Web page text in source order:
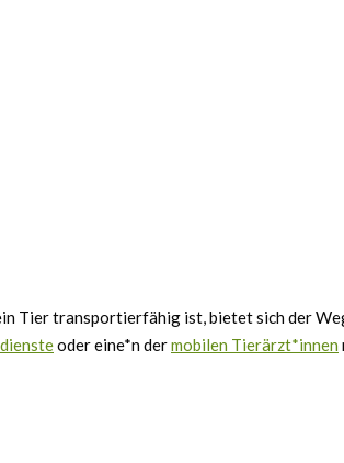
Tier transportierfähig ist, bietet sich der
oder eine*n dermobilen Tierärzt*innen